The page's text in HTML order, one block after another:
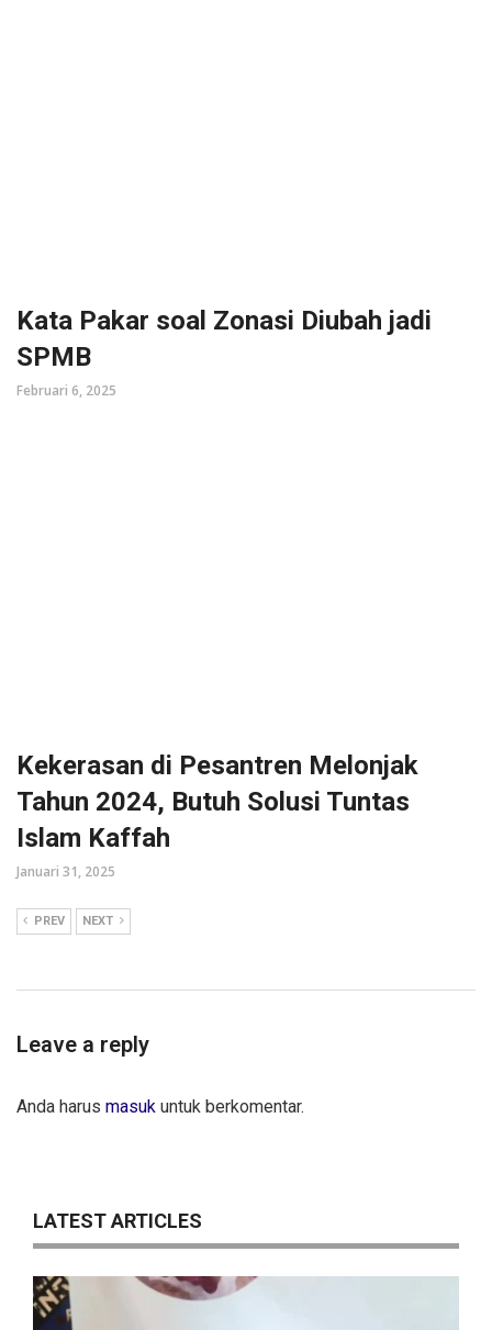
Kata Pakar soal Zonasi Diubah jadi
SPMB
Februari 6, 2025
Kekerasan di Pesantren Melonjak
Tahun 2024, Butuh Solusi Tuntas
Islam Kaffah
Januari 31, 2025
PREV NEXT
Leave a reply
Anda harus masuk untuk berkomentar.
LATEST ARTICLES